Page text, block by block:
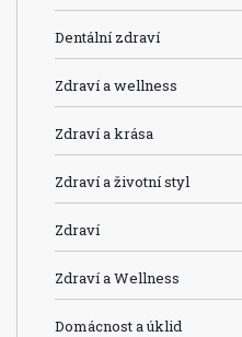
Dentální zdraví
Zdraví a wellness
Zdraví a krása
Zdraví a životní styl
Zdraví
Zdraví a Wellness
Domácnost a úklid